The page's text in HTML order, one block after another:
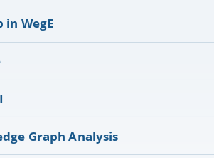
in WegE
Graph Analysis